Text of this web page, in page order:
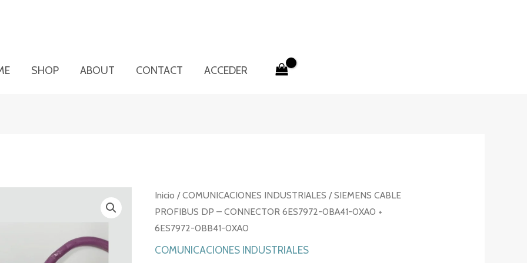
SHOP ABOUT CONTACT ACCEDER
Inicio /COMUNICACIONES INDUSTRIALES / SIEMENS CABLE
PROFIBUS DP – CONNECTOR 6ES7972-0BA41-0XA0 +
6ES7972-0BB41-0XA0
COMUNICACIONES INDUSTRIALES